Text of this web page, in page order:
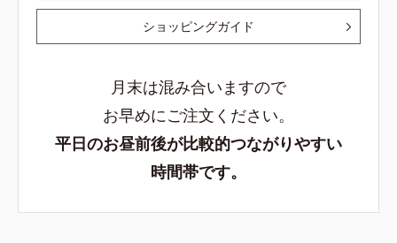
ショッピングガイド
月末は混み合いますので
お早めにご注文ください。
平日のお昼前後が比較的つながりやすい
時間帯です。